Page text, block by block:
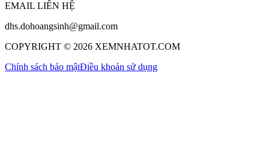
EMAIL LIÊN HỆ
dhs.dohoangsinh@gmail.com
COPYRIGHT © 2026 XEMNHATOT.COM
Chính sách bảo mậtĐiều khoản sử dụng